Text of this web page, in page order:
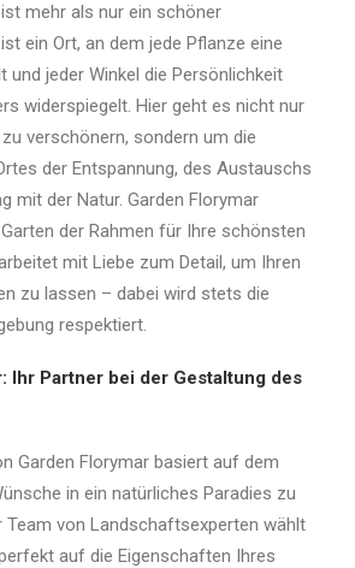
mehr als nur ein schöner
ein Ort, an dem jede Pflanze eine
und jeder Winkel die Persönlichkeit
widerspiegelt. Hier geht es nicht nur
verschönern, sondern um die
der Entspannung, des Austauschs
mit der Natur. Garden Florymar
der Rahmen für Ihre schönsten
mit Liebe zum Detail, um Ihren
zu lassen – dabei wird stets die
respektiert.
Ihr Partner bei der Gestaltung des
Garden Florymar basiert auf dem
in ein natürliches Paradies zu
Team von Landschaftsexperten wählt
auf die Eigenschaften Ihres